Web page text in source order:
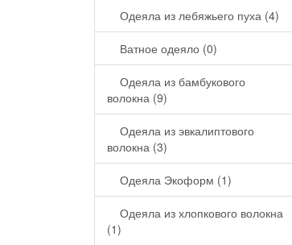
Одеяла из лебяжьего пуха (4)
Ватное одеяло (0)
Одеяла из бамбукового
волокна (9)
Одеяла из эвкалиптового
волокна (3)
Одеяла Экоформ (1)
Одеяла из хлопкового волокна
(1)